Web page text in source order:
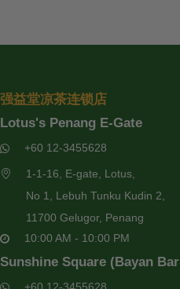
强益堂凉茶连锁店
Lotus's Penang E-Gate
+60 12-3455628
1-1-16, E-gate, Lotus,
No 1, Lebuh Tunku Kudin 2,
11700 Gelugor, Penang
10:00 AM - 10:00 PM
Sunshine Square (Bayan